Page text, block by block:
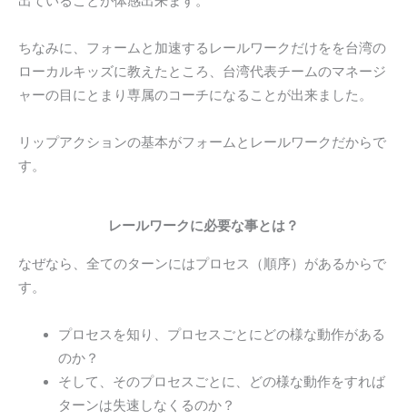
ちなみに、フォームと加速するレールワークだけをを台湾の
ローカルキッズに教えたところ、台湾代表チームのマネージ
ャーの目にとまり専属のコーチになることが出来ました。
リップアクションの基本がフォームとレールワークだからで
す。
レールワークに必要な事とは？
なぜなら、全てのターンにはプロセス（順序）があるからで
す。
プロセスを知り、プロセスごとにどの様な動作がある
のか？
そして、そのプロセスごとに、どの様な動作をすれば
ターンは失速しなくるのか？